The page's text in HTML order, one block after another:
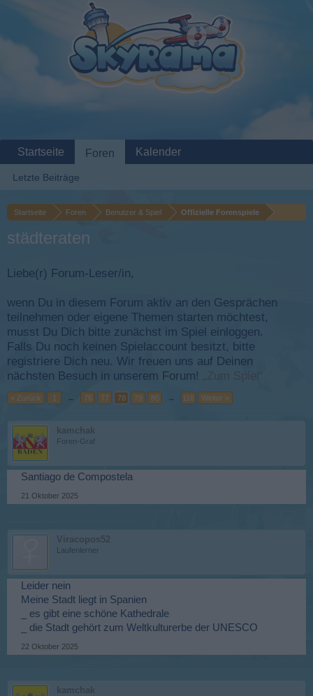
Startseite Foren Benutzer & Spiel Offizielle Forenspiele
städteraten
Liebe(r) Forum-Leser/in,
wenn Du in diesem Forum aktiv an den Gesprächen
teilnehmen oder eigene Themen starten möchtest,
musst Du Dich bitte zunächst im Spiel einloggen.
Falls Du noch keinen Spielaccount besitzt, bitte
registriere Dich neu. Wir freuen uns auf Deinen
nächsten Besuch in unserem Forum! „Zum Spiel“
< Zurück 1 ← 76 77 78 79 80 → 116 Weiter >
kamchak
Foren-Graf
Santiago de Compostela
21 Oktober 2025
Viracopos52
Laufenlerner
Leider nein
Meine Stadt liegt in Spanien
_ es gibt eine schöne Kathedrale
_ die Stadt gehört zum Weltkulturerbe der UNESCO
22 Oktober 2025
kamchak
Startseite Foren
Letzte Beiträge
Kalender